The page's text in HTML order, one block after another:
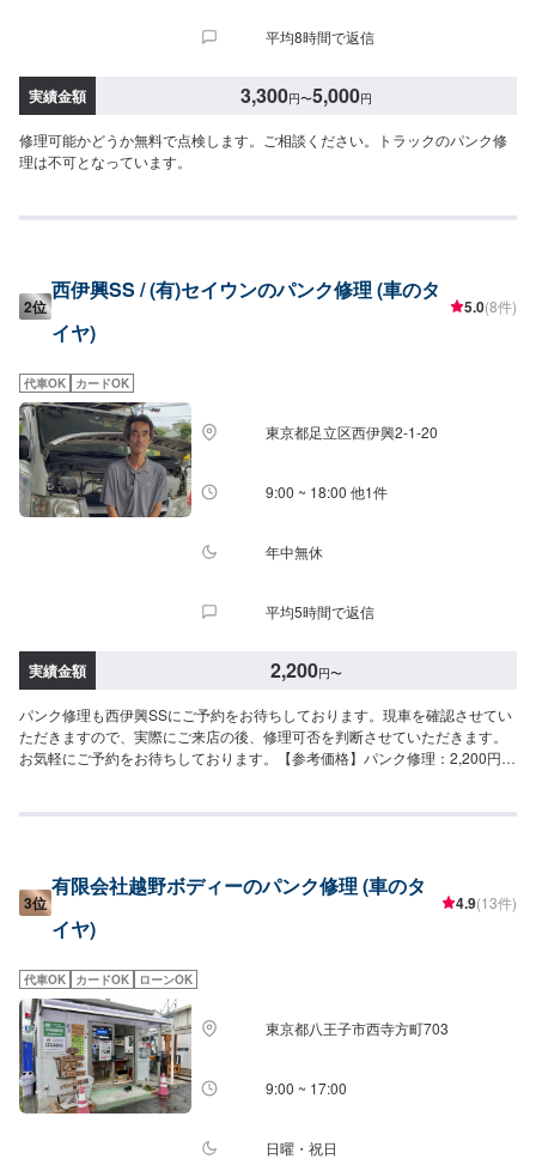
平均8時間で返信
実績金額 3,300円〜5,000円
修理可能かどうか無料で点検します。ご相談ください。トラックのパンク修
理は不可となっています。
2位
西伊興SS / (有)セイウンのパンク修理 (車のタ
イヤ)
5.0(8件)
代車OK カードOK
東京都足立区西伊興2-1-20
9:00 ~ 18:00 他1件
年中無休
平均5時間で返信
実績金額 2,200円〜
パンク修理も西伊興SSにご予約をお待ちしております。現車を確認させてい
ただきますので、実際にご来店の後、修理可否を判断させていただきます。
お気軽にご予約をお待ちしております。【参考価格】パンク修理：2,200円/
3位
有限会社越野ボディーのパンク修理 (車のタ
イヤ)
4.9(13件)
代車OK カードOK ローンOK
東京都八王子市西寺方町703
9:00 ~ 17:00
日曜・祝日